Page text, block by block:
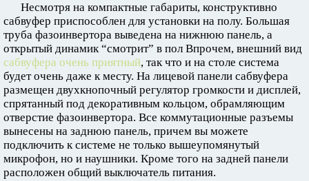
Несмотря на компактные габариты, конструктивно
сабвуфер приспособлен для установки на полу. Большая
труба фазоинвертора выведена на нижнюю панель, а
открытый динамик “смотрит” в пол Впрочем, внешний вид
сабвуфера очень приятный, так что и на столе система
будет очень даже к месту. На лицевой панели сабвуфера
размещен двухкнопочный регулятор громкости и дисплей,
спрятанный под декоративным кольцом, обрамляющим
отверстие фазоинвертора. Все коммутационные разъемы
вынесены на заднюю панель, причем вы можете
подключить к системе не только вышеупомянутый
микрофон, но и наушники. Кроме того на задней панели
расположен общий выключатель питания.